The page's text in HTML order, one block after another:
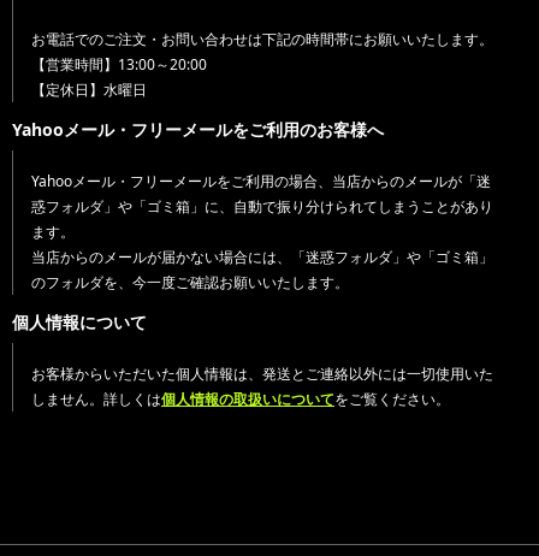
お電話でのご注文・お問い合わせは下記の時間帯にお願いいたします。
【営業時間】13:00～20:00
【定休日】水曜日
Yahooメール・フリーメールをご利用のお客様へ
Yahooメール・フリーメールをご利用の場合、当店からのメールが「迷
惑フォルダ」や「ゴミ箱」に、自動で振り分けられてしまうことがあり
ます。
当店からのメールが届かない場合には、「迷惑フォルダ」や「ゴミ箱」
のフォルダを、今一度ご確認お願いいたします。
個人情報について
お客様からいただいた個人情報は、発送とご連絡以外には一切使用いた
しません。詳しくは個人情報の取扱いについてをご覧ください。